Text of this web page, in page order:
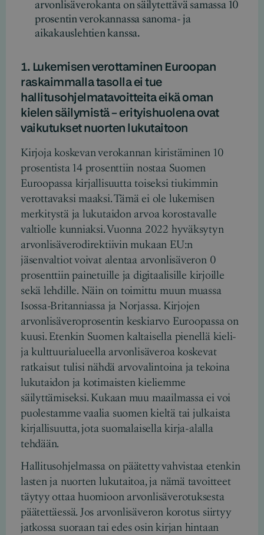
arvonlisäverokanta on säilytettävä samassa 10
prosentin verokannassa sanoma- ja
aikakauslehtien kanssa.
1. Lukemisen verottaminen Euroopan
raskaimmalla tasolla ei tue
hallitusohjelmatavoitteita eikä oman
kielen säilymistä – erityishuolena ovat
vaikutukset nuorten lukutaitoon
Kirjoja koskevan verokannan kiristäminen 10
prosentista 14 prosenttiin nostaa Suomen
Euroopassa kirjallisuutta toiseksi tiukimmin
verottavaksi maaksi. Tämä ei ole lukemisen
merkitystä ja lukutaidon arvoa korostavalle
valtiolle kunniaksi. Vuonna 2022 hyväksytyn
arvonlisäverodirektiivin mukaan EU:n
jäsenvaltiot voivat alentaa arvonlisäveron 0
prosenttiin painetuille ja digitaalisille kirjoille
sekä lehdille. Näin on toimittu muun muassa
Isossa-Britanniassa ja Norjassa. Kirjojen
arvonlisäveroprosentin keskiarvo Euroopassa on
kuusi. Etenkin Suomen kaltaisella pienellä kieli-
ja kulttuurialueella arvonlisäveroa koskevat
ratkaisut tulisi nähdä arvovalintoina ja tekoina
lukutaidon ja kotimaisten kieliemme
säilyttämiseksi. Kukaan muu maailmassa ei voi
puolestamme vaalia suomen kieltä tai julkaista
kirjallisuutta, jota suomalaisella kirja-alalla
tehdään.
Hallitusohjelmassa on päätetty vahvistaa etenkin
lasten ja nuorten lukutaitoa, ja nämä tavoitteet
täytyy ottaa huomioon arvonlisäverotuksesta
päätettäessä. Jos arvonlisäveron korotus siirtyy
jatkossa suoraan tai edes osin kirjan hintaan